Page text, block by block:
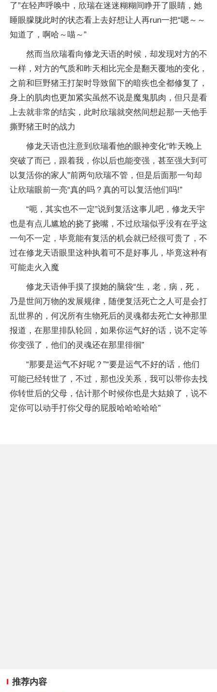
了”在轻声呼唤中，欣瑞在迷迷糊糊间睁开了眼睛，她
睡眼朦胧此时的状态看上去好想让人再run一把“嗯～～
知道了，啊哈～喵～”
然而当欣瑞看向修龙天语的时候，却发现对方的不
一样，对方的气质和昨天相比完全是翻天覆地的变化，
之前和巨野猪王打架时导致留下的暗疾也全都修复了，
身上的肌肉也更加紧实虽然不说是魔鬼肌肉，但只是看
上去就非常的结实，此时欣瑞就突然间想起那一天他手
撕野猪王时的战力
修龙天语也注意到欣瑞看他的眼神变化“昨天晚上
突破了而已，跟着我，你以后也能变强，甚至强大到可
以复活你的家人”前两句欣瑞不管，但是后面那一句却
让欣瑞眼前一亮“真的吗？真的可以复活他们吗!”
“呃，其实也不一定”说到复活这事儿吧，修龙天宇
也是有点儿尴尬的挠了挠嘴，不过欣瑞似乎没有在乎这
一句不一定，毕竟能有复活的机会就已经很可贵了，不
过在修龙天语眼里这种执着可不是好事儿，毕竟这种有
可能走火入魔
修龙天语伸手摸了摸她的脑袋“生，老，病，死，
乃是世间万物的发展规律，随便复活死亡之人可是会打
乱世界的，何况所有生物死后的灵魂都去死亡女神那里
报道，在那里排队轮回，如果你运气好的话，说不定等
你变强了，他们的灵魂还在那里徘徊”
“那要是运气不好呢？”“要是运气不好的话，他们
可能已经转世了，不过，那也没关系，我可以带你去找
你转世后的父母，估计那个时候你也是大姑娘了，说不
定你可以动手打你父母的屁股哈哈哈哈哈”
推荐内容